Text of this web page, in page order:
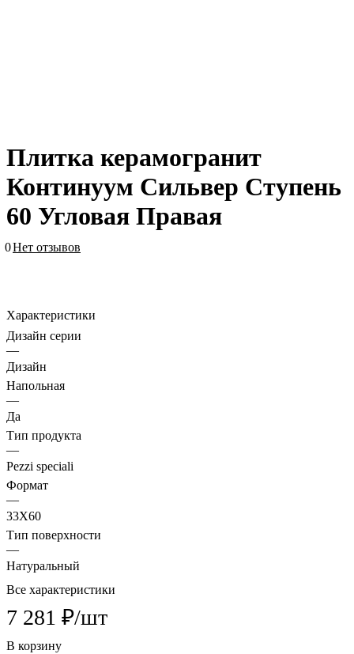
Плитка керамогранит
Континуум Сильвер Ступень
60 Угловая Правая
0Нет отзывов
Характеристики
Дизайн серии
—
Дизайн
Напольная
—
Да
Тип продукта
—
Pezzi speciali
Формат
—
33X60
Тип поверхности
—
Натуральный
Все характеристики
7 281 ₽/шт
В корзину